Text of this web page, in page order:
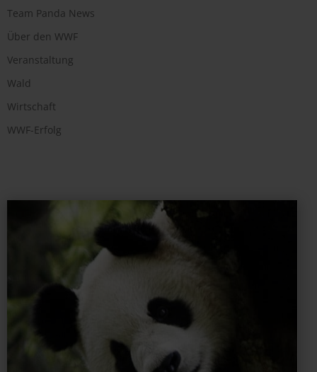
Team Panda News
Über den WWF
Veranstaltung
Wald
Wirtschaft
WWF-Erfolg